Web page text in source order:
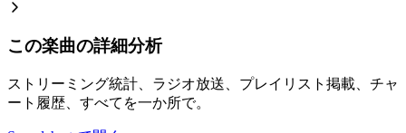
この楽曲の詳細分析
ストリーミング統計、ラジオ放送、プレイリスト掲載、チャ
ート履歴、すべてを一か所で。